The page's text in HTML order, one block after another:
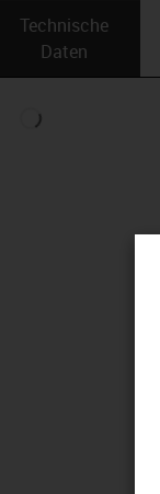
Technische
Daten